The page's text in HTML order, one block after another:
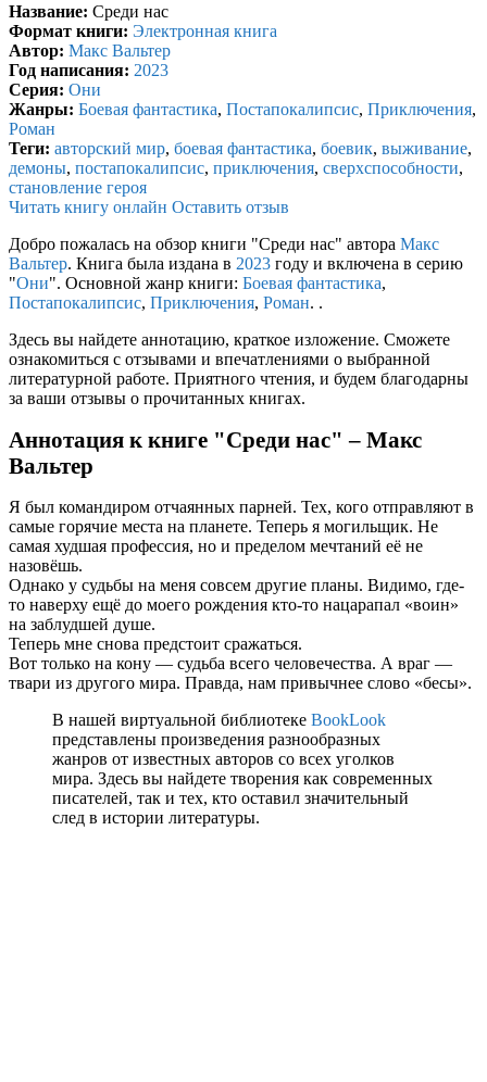
Название: Среди нас
Формат книги: Электронная книга
Автор: Макс Вальтер
Год написания: 2023
Серия: Они
Жанры: Боевая фантастика, Постапокалипсис, Приключения,
Роман
Теги: авторский мир, боевая фантастика, боевик, выживание,
демоны, постапокалипсис, приключения, сверхспособности,
становление героя
Читать книгу онлайн Оставить отзыв
Добро пожалась на обзор книги "Среди нас" автора Макс
Вальтер. Книга была издана в 2023 году и включена в серию
"Они". Основной жанр книги: Боевая фантастика,
Постапокалипсис, Приключения, Роман. .
Здесь вы найдете аннотацию, краткое изложение. Сможете
ознакомиться с отзывами и впечатлениями о выбранной
литературной работе. Приятного чтения, и будем благодарны
за ваши отзывы о прочитанных книгах.
Аннотация к книге "Среди нас" – Макс
Вальтер
Я был командиром отчаянных парней. Тех, кого отправляют в
самые горячие места на планете. Теперь я могильщик. Не
самая худшая профессия, но и пределом мечтаний её не
назовёшь.
Однако у судьбы на меня совсем другие планы. Видимо, где-
то наверху ещё до моего рождения кто-то нацарапал «воин»
на заблудшей душе.
Теперь мне снова предстоит сражаться.
Вот только на кону — судьба всего человечества. А враг —
твари из другого мира. Правда, нам привычнее слово «бесы».
В нашей виртуальной библиотеке BookLook
представлены произведения разнообразных
жанров от известных авторов со всех уголков
мира. Здесь вы найдете творения как современных
писателей, так и тех, кто оставил значительный
след в истории литературы.